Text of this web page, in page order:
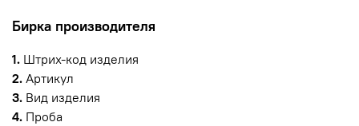
Бирка производителя
1. Штрих-код изделия
2. Артикул
3. Вид изделия
4. Проба